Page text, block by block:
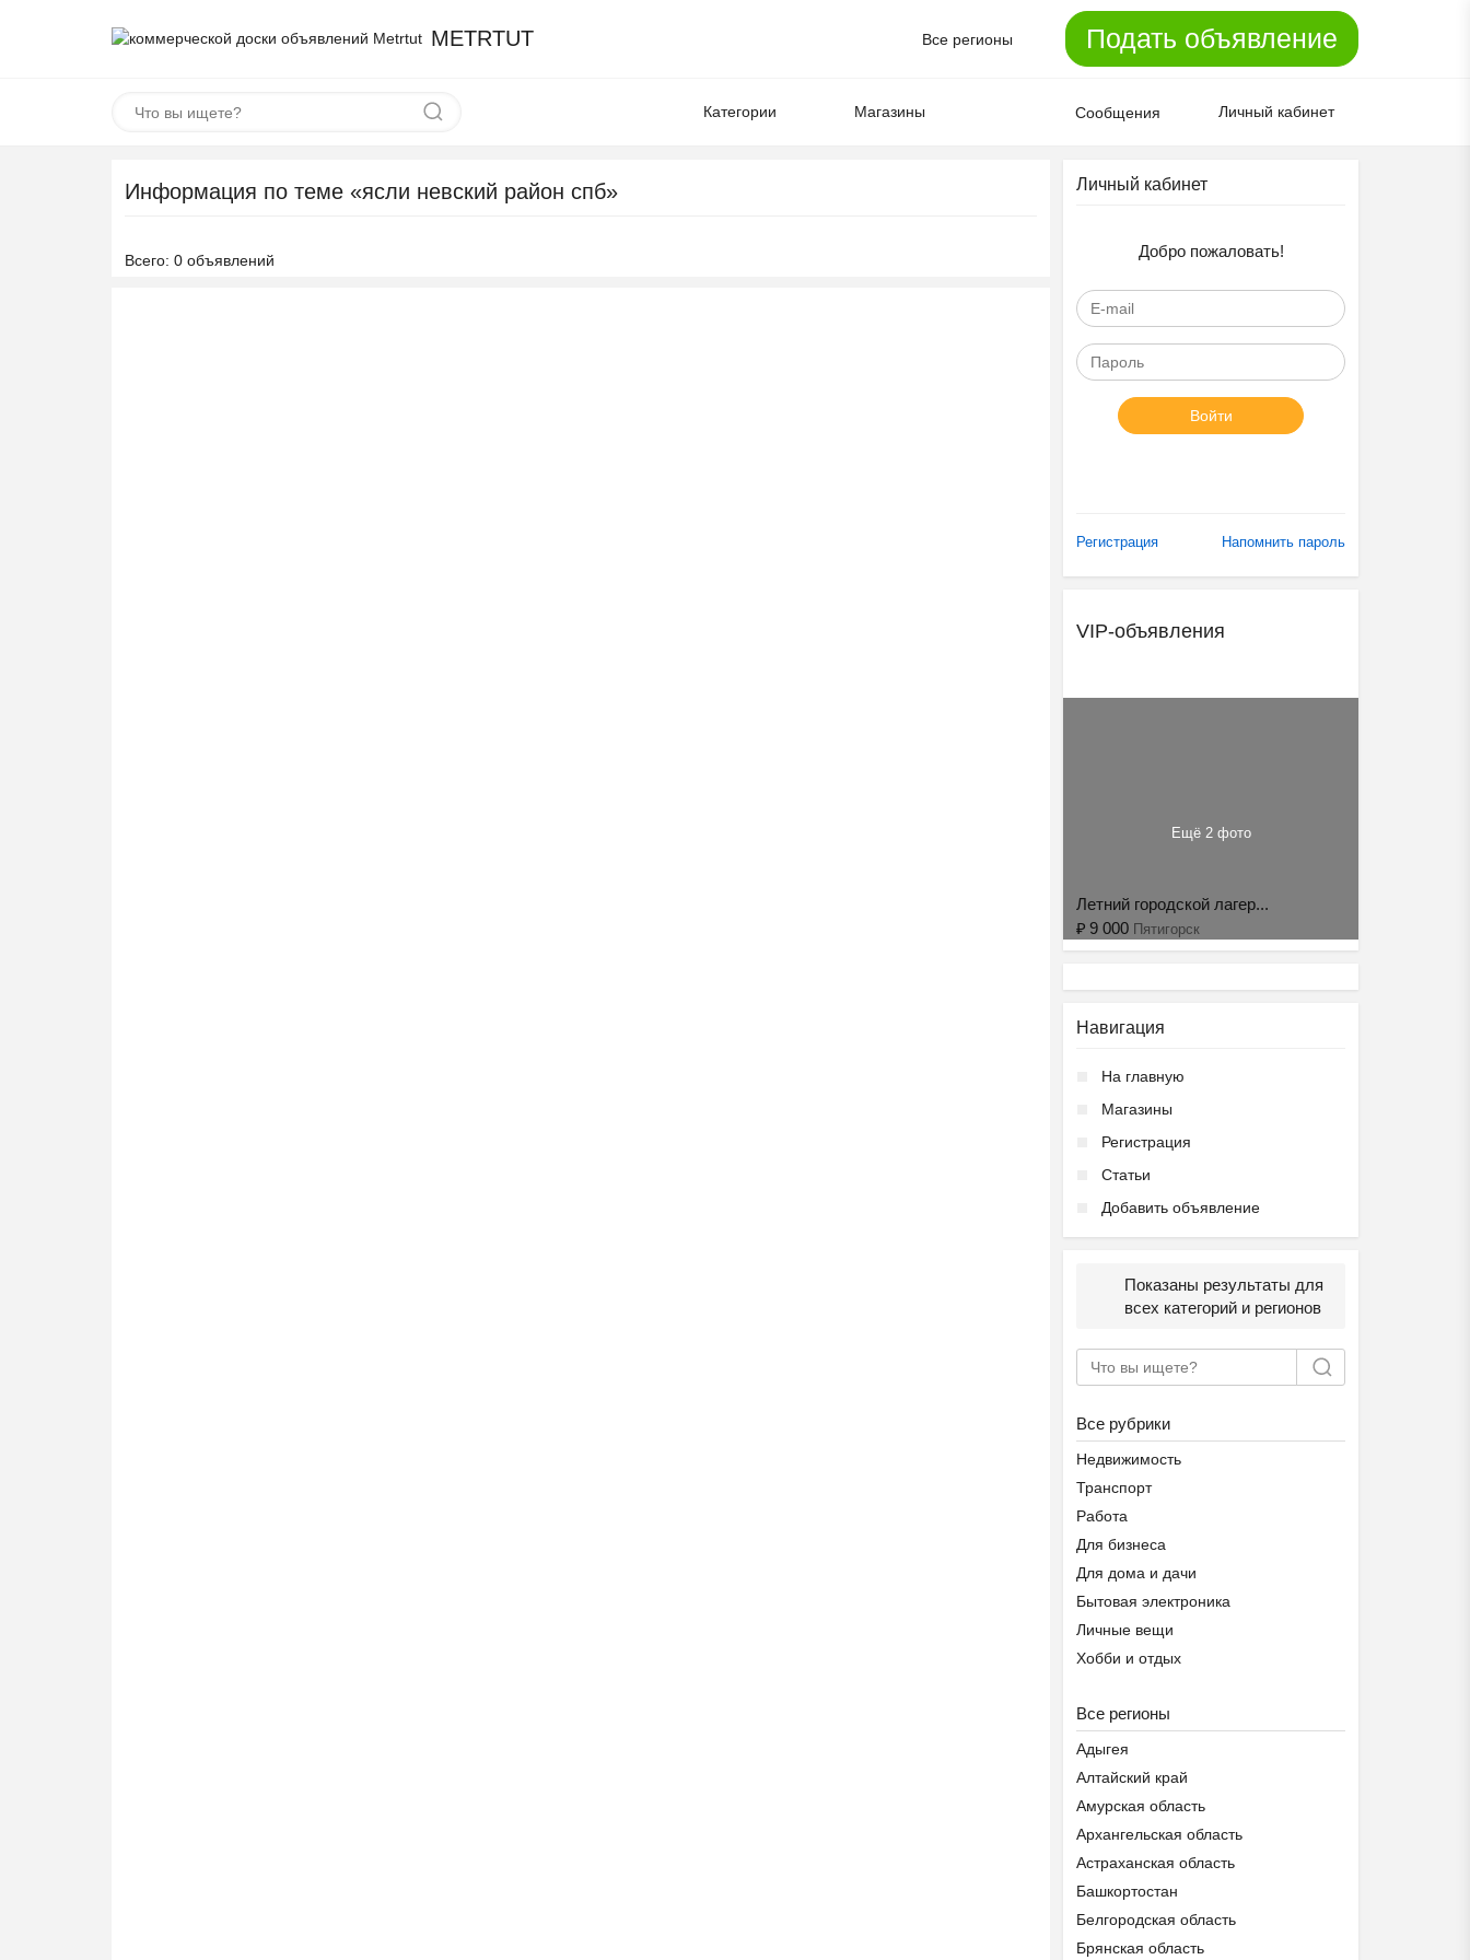
METRTUT Все регионы Подать объявление
Категории Магазины Сообщения Личный кабинет
Информация по теме «ясли невский район спб»
Всего: 0 объявлений
Личный кабинет
Добро пожаловать!
Войти
Регистрация Напомнить пароль
VIP-объявления
Ещё 2 фото
Летний городской лагер...
₽ 9 000 Пятигорск
Частная школа ОБРАЗОВА...
Ещё 2 фото
Частный детский сад ОБ...
₽27 000Пятигорск
₽27 000Пятигорск
Навигация
На главную
Магазины
Регистрация
Статьи
Добавить объявление
Показаны результаты для
всех категорий и регионов
Все рубрики
Недвижимость
Транспорт
Работа
Для бизнеса
Для дома и дачи
Бытовая электроника
Личные вещи
Хобби и отдых
Предложение услуг
Знакомства
Помощь животным Беларуси
Все регионы
Адыгея
Алтайский край
Амурская область
Архангельская область
Астраханская область
Башкортостан
Белгородская область
Брянская область